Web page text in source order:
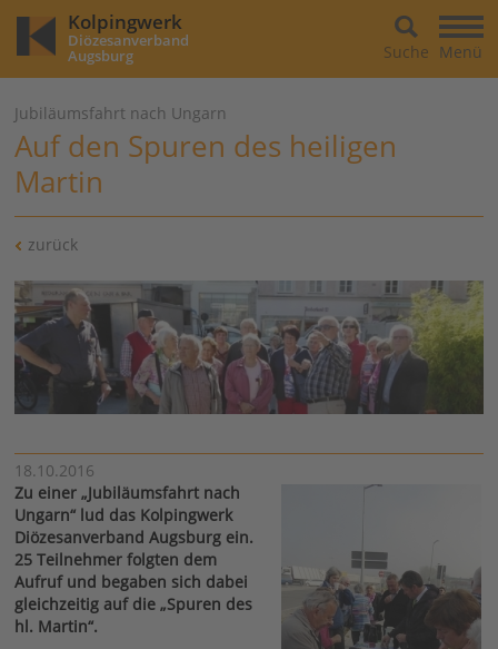
Kolpingwerk
Diözesanverband
Augsburg Menü
Suche
Jubiläumsfahrt nach Ungarn
Auf den Spuren des heiligen
Martin
zurück
18.10.2016
Zu einer „Jubiläumsfahrt nach
Ungarn“ lud das Kolpingwerk
Diözesanverband Augsburg ein.
25 Teilnehmer folgten dem
Aufruf und begaben sich dabei
gleichzeitig auf die „Spuren des
hl. Martin“.